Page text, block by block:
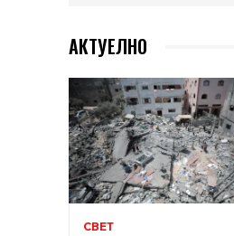
АКТУЕЛНО
СВЕТ